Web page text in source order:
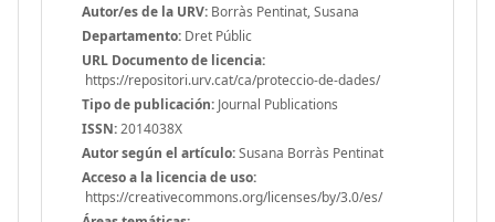
Autor/es de la URV: Borràs Pentinat, Susana
Departamento: Dret Públic
URL Documento de licencia:
https://repositori.urv.cat/ca/proteccio-de-dades/
Tipo de publicación: Journal Publications
ISSN:2014038X
Autor según el artículo:Susana Borràs Pentinat
Acceso a la licencia de uso:
https://creativecommons.org/licenses/by/3.0/es/